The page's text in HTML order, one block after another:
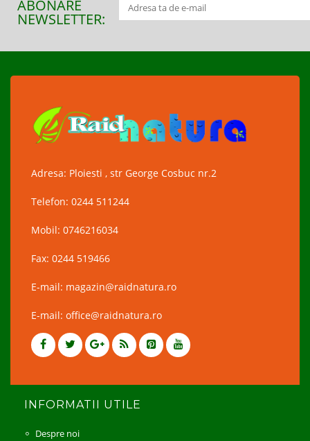
ABONARE
NEWSLETTER:
Adresa: Ploiesti , str George Cosbuc nr.2
Telefon: 0244 511244
Mobil: 0746216034
Fax: 0244 519466
E-mail: magazin@raidnatura.ro
E-mail: office@raidnatura.ro
INFORMATII UTILE
Despre noi